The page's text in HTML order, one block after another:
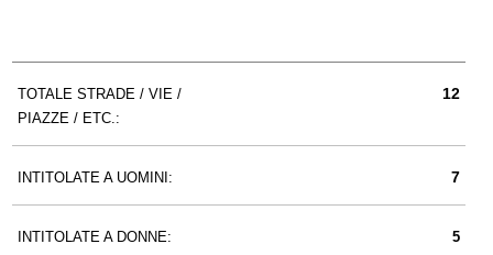
TOTALE STRADE / VIE /
PIAZZE / ETC.:
12
INTITOLATE A UOMINI: 7
INTITOLATE A DONNE: 5